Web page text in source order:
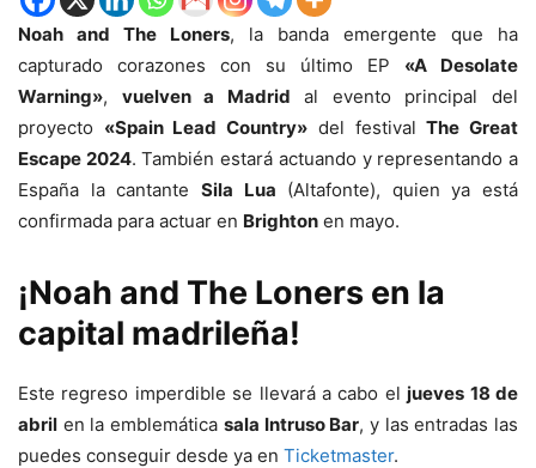
Noah and The Loners, la banda emergente que ha
capturado corazones con su último EP «A Desolate
Warning», vuelven a Madrid al evento principal del
proyecto «Spain Lead Country» del festivalThe Great
Escape 2024. También estará actuando y representando a
España la cantante Sila Lua (Altafonte), quien ya está
confirmada para actuar en Brighton en mayo.
¡Noah and The Loners en la
capital madrileña!
Este regreso imperdible se llevará a cabo eljueves 18 de
abril en la emblemática sala Intruso Bar, y las entradas las
puedes conseguir desde ya en Ticketmaster.